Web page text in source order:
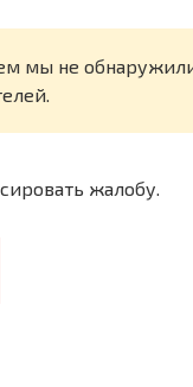
мы не
жалобу.